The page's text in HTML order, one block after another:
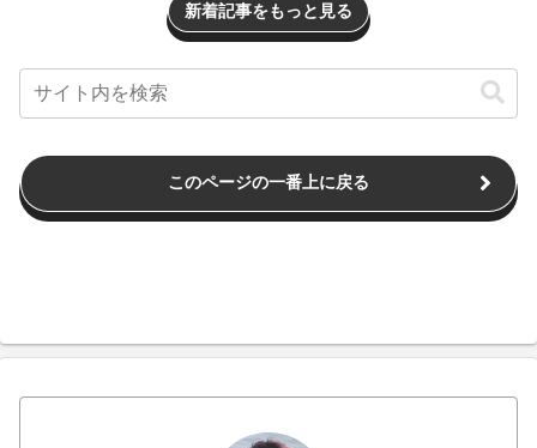
新着記事をもっと見る
このページの一番上に戻る